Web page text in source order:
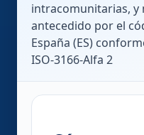
intracomunitarias, y
antecedido por el
España (ES)
ISO-3166-Alfa 2